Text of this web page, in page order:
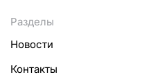
Разделы
Новости
Контакты